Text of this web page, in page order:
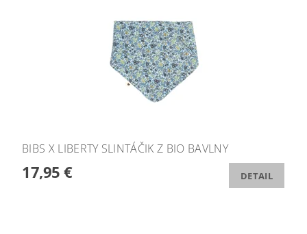
BIBS X LIBERTY SLINTÁČIK Z BIO BAVLNY
17,95 € DETAIL